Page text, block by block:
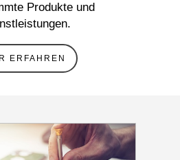
Produkte und
ERFAHREN